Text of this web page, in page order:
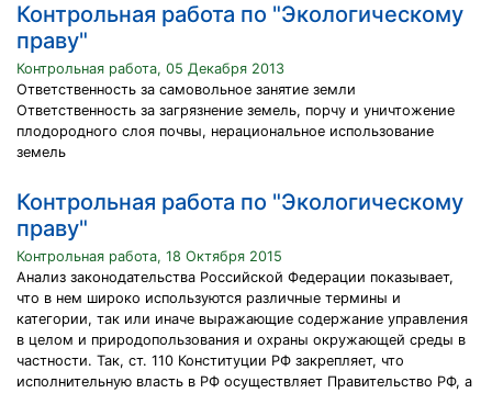
Контрольная работа по "Экологическому
праву"
Контрольная работа, 05 Декабря 2013
Ответственность за самовольное занятие земли
Ответственность за загрязнение земель, порчу и уничтожение
плодородного слоя почвы, нерациональное использование
земель
Контрольная работа по "Экологическому
праву"
Контрольная работа, 18 Октября 2015
Анализ законодательства Российской Федерации показывает,
что в нем широко используются различные термины и
категории, так или иначе выражающие содержание управления
в целом и природопользования и охраны окружающей среды в
частности. Так, ст. 110 Конституции РФ закрепляет, что
исполнительную власть в РФ осуществляет Правительство РФ, а